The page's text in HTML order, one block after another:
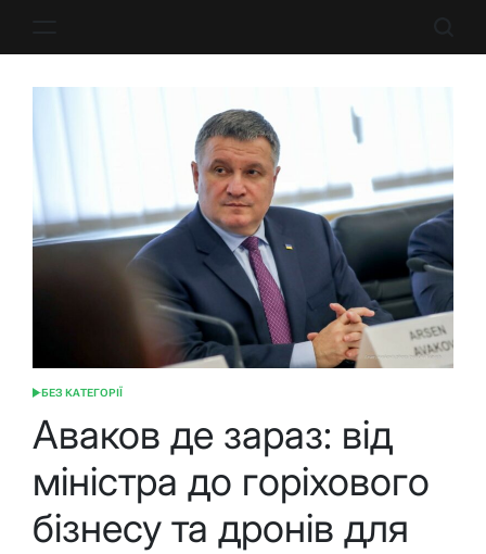
ОПУБЛІКУВАТИ
БЕЗ КАТЕГОРІЇ
Аваков де зараз: від
міністра до горіхового
бізнесу та дронів для